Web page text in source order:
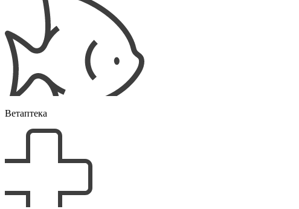
Ветаптека